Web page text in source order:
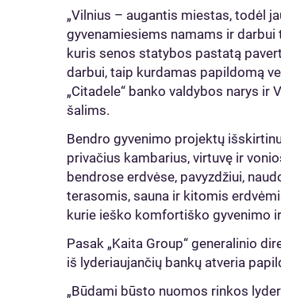
„Vilnius – augantis miestas, todėl
gyvenamiesiems namams ir
kuris senos statybos pastatą
darbui, taip kurdamas papildomą
„Citadele“ banko valdybos narys
šalims.
Bendro gyvenimo projektų
privačius kambarius, virtuvę ir
bendrose erdvėse, pavyzdžiui,
terasomis, sauna ir kitomis
kurie ieško komfortiško gyvenimo
Pasak „Kaita Group“ generalinio
iš lyderiaujančių bankų atveria
„Būdami būsto nuomos rinkos